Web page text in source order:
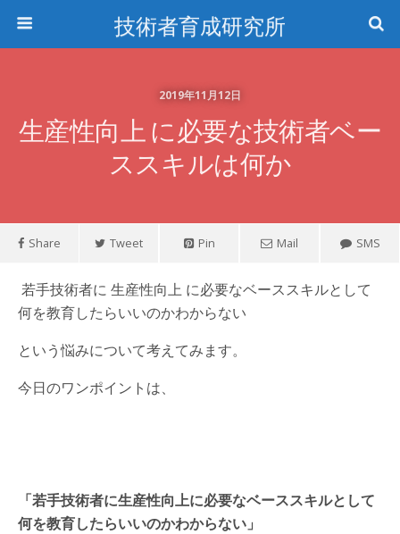
技術者育成研究所
2019年11月12日
生産性向上 に必要な技術者ベー
ススキルは何か
Share Tweet Pin Mail SMS
若手技術者に 生産性向上 に必要なベーススキルとして
何を教育したらいいのかわからない
という悩みについて考えてみます。
今日のワンポイントは、
「若手技術者に生産性向上に必要なベーススキルとして
何を教育したらいいのかわからない」